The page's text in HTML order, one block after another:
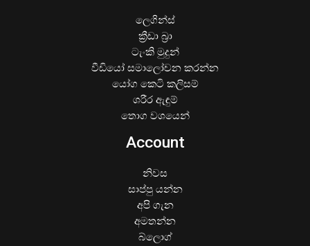
ලෙගින්ස්
ක්‍රීඩා බ්‍රා
ටැංකි මුදුන්
වීඩියෝ සමාලෝචන කරන්න
යෝග කෙටි කලිසම්
ශරීර ඇඳුම්
තොග වශයෙන්
Account
නිවස
සාප්පු යන්න
අපි ගැන
අමතන්න
බ්ලොග්